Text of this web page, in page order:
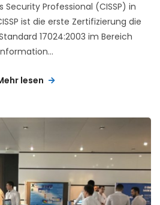
Professional (CISSP) in
ist die erste Zertifizierung die
17024:2003 im Bereich
lesen